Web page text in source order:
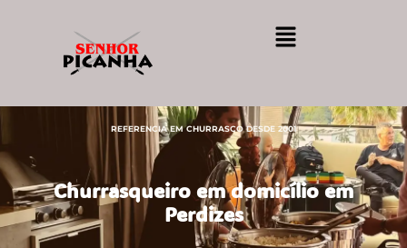
REFERENCIA EM CHURRASCO DESDE 2001
Churrasqueiro em domicílio em
Perdizes